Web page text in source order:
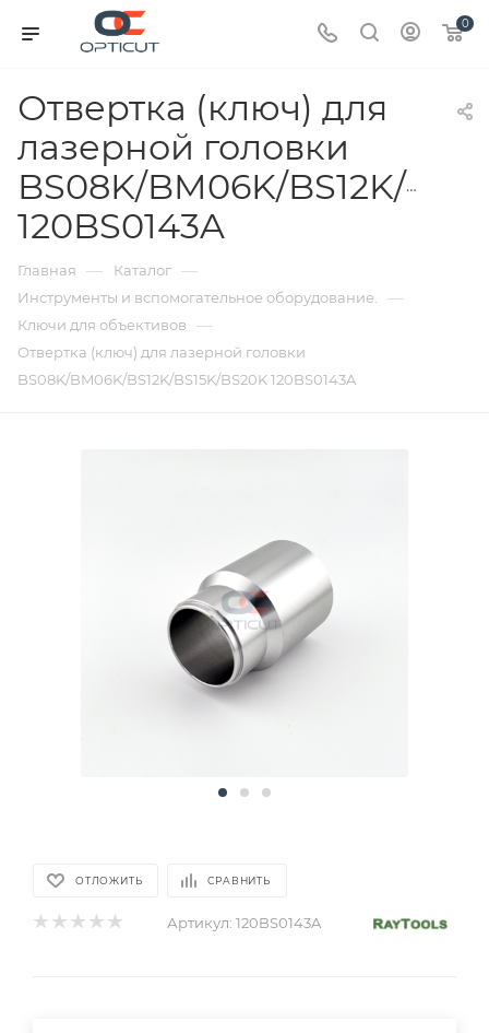
0
Отвертка (ключ) для
лазерной головки
BS08K/BM06K/BS12K/
120BS0143A
Главная — Каталог —
Инструменты и вспомогательное оборудование. —
Ключи для объективов —
Отвертка (ключ) для лазерной головки
BS08K/BM06K/BS12K/BS15K/BS20K 120BS0143A
ОТЛОЖИТЬ СРАВНИТЬ
Артикул: 120BS0143A